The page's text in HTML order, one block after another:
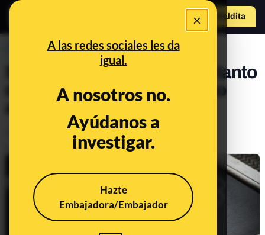
×
A las redes sociales les da
igual.
A nosotros no.
Ayúdanos a
investigar.
Hazte
Embajadora/Embajador
Hazte Maldito
a
PREBUNKING
Sí, la inteligencia depende tanto
de factores genéticos como
ambientales
Feb 25, 2020, 8:14:00 AM